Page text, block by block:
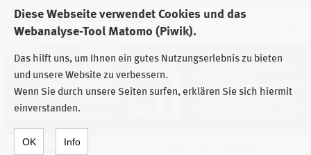
Diese Webseite verwendet Cookies und das
Webanalyse-Tool Matomo (Piwik).
Das hilft uns, um Ihnen ein gutes Nutzungserlebnis zu bieten
und unsere Website zu verbessern.
Wenn Sie durch unsere Seiten surfen, erklären Sie sich hiermit
einverstanden.
OK Info
Zur Auswahl der Einrichtungen der
Stiftung Sächsische Gedenkstätten